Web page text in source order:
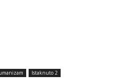
Istaknuto 2